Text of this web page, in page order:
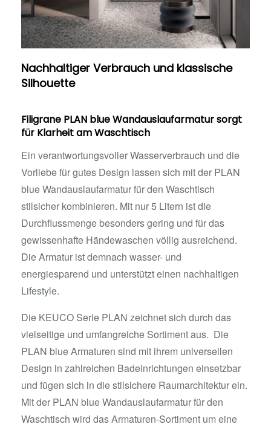
Nachhaltiger Verbrauch und klassische
Silhouette
Filigrane PLAN blue Wandauslaufarmatur sorgt
für Klarheit am Waschtisch
Ein verantwortungsvoller Wasserverbrauch und die
Vorliebe für gutes Design lassen sich mit der PLAN
blue Wandauslaufarmatur für den Waschtisch
stilsicher kombinieren. Mit nur 5 Litern ist die
Durchflussmenge besonders gering und für das
gewissenhafte Händewaschen völlig ausreichend.
Die Armatur ist demnach wasser- und
energiesparend und unterstützt einen nachhaltigen
Lifestyle.
Die KEUCO Serie PLAN zeichnet sich durch das
vielseitige und umfangreiche Sortiment aus. Die
PLAN blue Armaturen sind mit ihrem universellen
Design in zahlreichen Badeinrichtungen einsetzbar
und fügen sich in die stilsichere Raumarchitektur ein.
Mit der PLAN blue Wandauslaufarmatur für den
Waschtisch wird das Armaturen-Sortiment um eine